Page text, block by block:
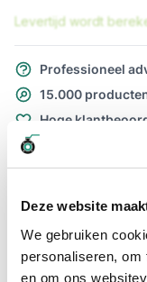
Deze website
We gebruiken
personaliseren,
en om ons
Levertijd wordt
Professioneel
15.000
Hoge
Meer informatie